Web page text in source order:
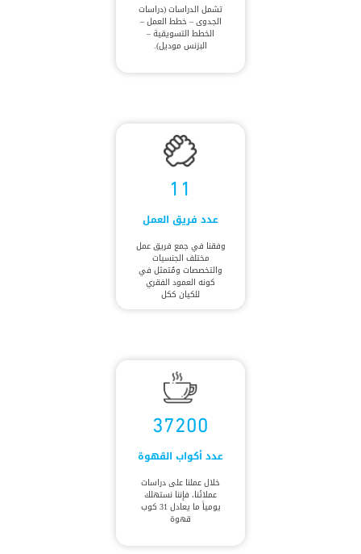
تشمل الدراسات (دراسات
الجدوى – خطط العمل –
الخطط التسويقية –
البزنس موديل).
11
عدد فريق العمل
وفقنا في جمع فريق عمل
مختلف الجنسيات
والتخصصات ومُتمثل في
كونه العمود الفقري
للكيان ككل
37200
عدد أكواب القهوة
خلال عملنا على دراسات
عملائنا، فإننا نستهلك
يومياً ما يعادل 31 كوب
قهوة